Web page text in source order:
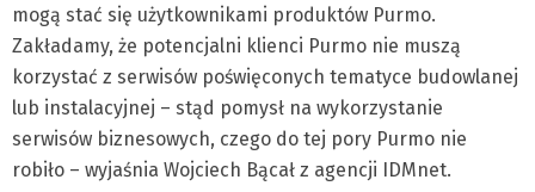
mogą stać się użytkownikami produktów Purmo.
Zakładamy, że potencjalni klienci Purmo nie muszą
korzystać z serwisów poświęconych tematyce budowlanej
lub instalacyjnej – stąd pomysł na wykorzystanie
serwisów biznesowych, czego do tej pory Purmo nie
robiło – wyjaśnia Wojciech Bącał z agencji IDMnet.